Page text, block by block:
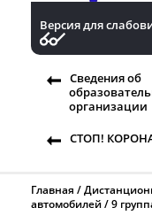
Версия для
Сведения об
организации
СТОП!
Главная
автомобилей
9